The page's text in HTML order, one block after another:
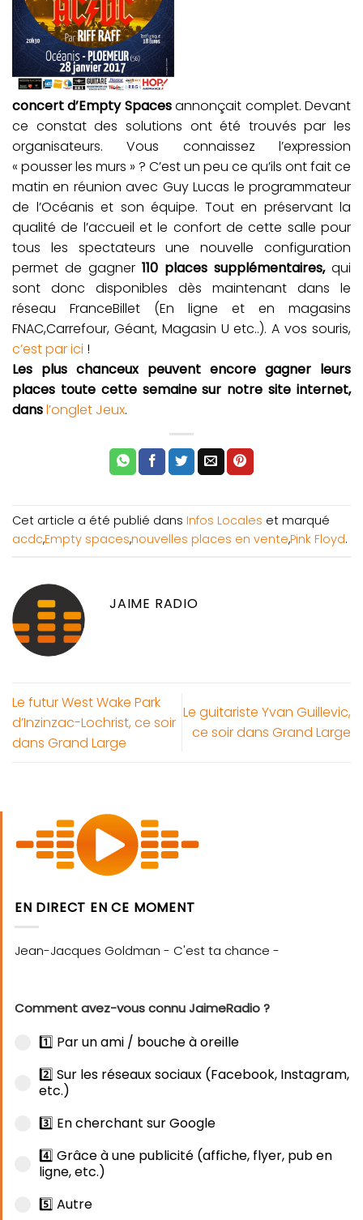
concert d’Empty Spacesannonçait complet. Devant
ce constat des solutions ont été trouvés par les
organisateurs. Vous connaissez l’expression
« pousser les murs » ? C’est un peu ce qu’ils ont fait ce
matin en réunion avec Guy Lucas le programmateur
de l’Océanis et son équipe. Tout en préservant la
qualité de l’accueil et le confort de cette salle pour
tous les spectateurs une nouvelle configuration
permet de gagner 110 places supplémentaires,qui
sont donc disponibles dès maintenant dans le
réseau FranceBillet (En ligne et en magasins
FNAC,Carrefour, Géant, Magasin U etc..). A vos souris,
c’est par ici !
Les plus chanceux peuvent encore gagner leurs
places toute cette semaine sur notre site internet,
dansl’onglet Jeux.
Cet article a été publié dans Infos Locales et marqué
acdc,Empty spaces,nouvelles places en vente,Pink Floyd.
JAIME RADIO
Le futur West Wake Park
d’Inzinzac-Lochrist, ce soir
dans Grand Large
Le guitariste Yvan Guillevic,
ce soir dans Grand Large
EN DIRECT EN CE MOMENT
Comment avez-vous connu JaimeRadio ?
1️⃣ Par un ami / bouche à oreille
2️⃣ Sur les réseaux sociaux (Facebook, Instagram,
etc.)
3️⃣ En cherchant sur Google
4️⃣ Grâce à une publicité (affiche, flyer, pub en
ligne, etc.)
5️⃣ Autre